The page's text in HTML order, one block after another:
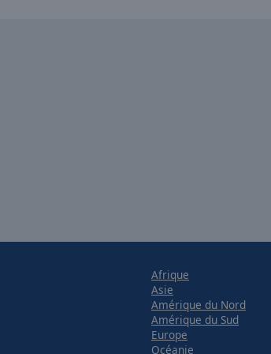
Afrique
Asie
Amérique du Nord
Amérique du Sud
Europe
Océanie